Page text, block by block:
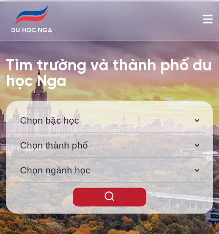
Tìm trường và thành phố du
học Nga